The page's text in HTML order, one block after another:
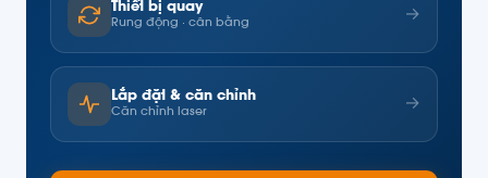
Thiết bị quay
Rung động · cân bằng →
Lắp đặt & căn chỉnh
Căn chỉnh laser →